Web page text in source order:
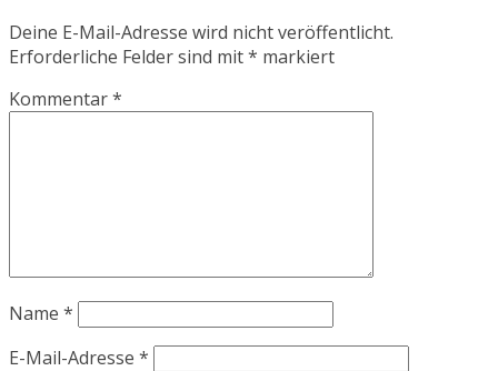
Deine E-Mail-Adresse wird nicht veröffentlicht.
Erforderliche Felder sind mit* markiert
Kommentar*
Name *
E-Mail-Adresse *